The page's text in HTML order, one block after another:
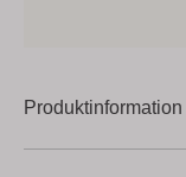
Produktinformation